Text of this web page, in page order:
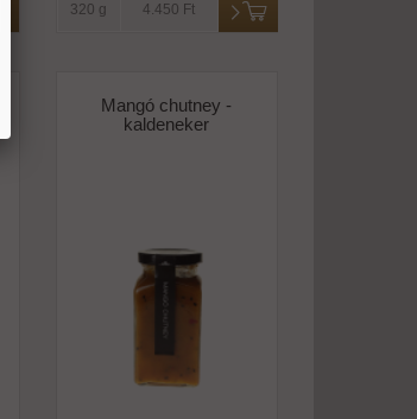
320 g 4.450 Ft
Mangó chutney -
kaldeneker